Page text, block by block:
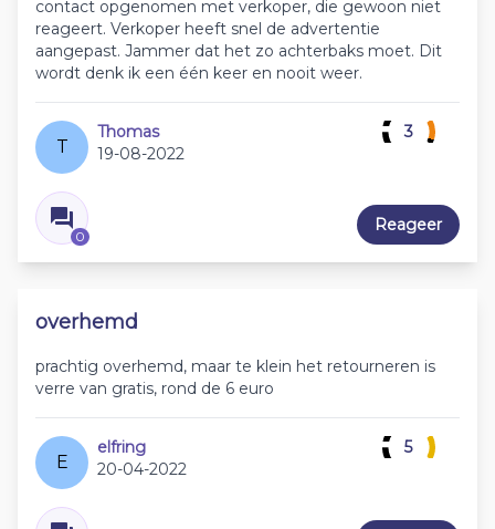
contact opgenomen met verkoper, die gewoon niet
reageert. Verkoper heeft snel de advertentie
aangepast. Jammer dat het zo achterbaks moet. Dit
wordt denk ik een één keer en nooit weer.
T
Thomas
19-08-2022
0
3
Reageer
overhemd
prachtig overhemd, maar te klein het retourneren is
verre van gratis, rond de 6 euro
E
elfring
20-04-2022
5